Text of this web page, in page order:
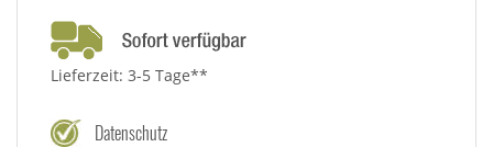
Lieferzeit: 3-5 Tage**
Datenschutz